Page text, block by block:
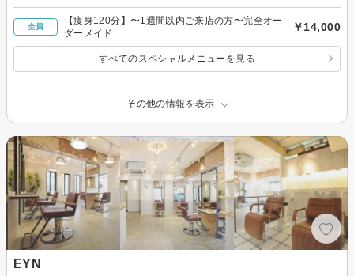
全員
【痩身120分】〜1週間以内ご来店の方〜完全オー
ダーメイド
￥14,000
すべてのスペシャルメニューを見る
その他の情報を表示
EYN